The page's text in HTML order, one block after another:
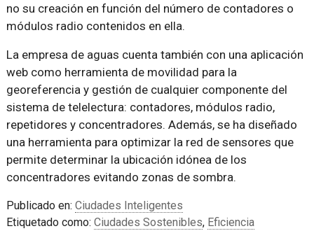
no su creación en función del número de contadores o
módulos radio contenidos en ella.
La empresa de aguas cuenta también con una aplicación
web como herramienta de movilidad para la
georeferencia y gestión de cualquier componente del
sistema de telelectura: contadores, módulos radio,
repetidores y concentradores. Además, se ha diseñado
una herramienta para optimizar la red de sensores que
permite determinar la ubicación idónea de los
concentradores evitando zonas de sombra.
Publicado en: Ciudades Inteligentes
Etiquetado como: Ciudades Sostenibles, Eficiencia